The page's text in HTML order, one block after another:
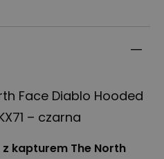
Face Diablo Hooded
– czarna
kapturem The North